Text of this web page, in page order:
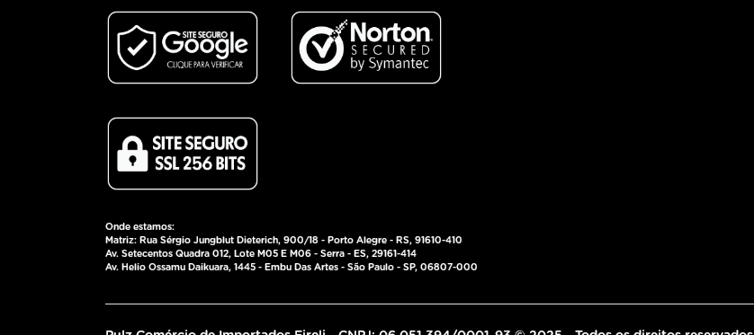
Onde estamos:
Matriz: Rua Sérgio Jungblut Dieterich, 900/18 - Porto Alegre - RS, 91610-410
Av. Setecentos Quadra 012, Lote M05 E M06 - Serra - ES, 29161-414
Av. Helio Ossamu Daikuara, 1445 - Embu Das Artes - São Paulo - SP, 06807-000